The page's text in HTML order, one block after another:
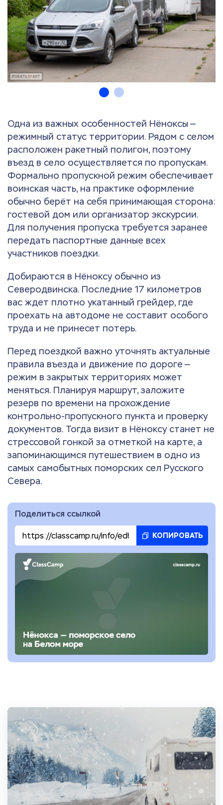
Одна из важных особенностей Нёноксы —
режимный статус территории. Рядом с селом
расположен ракетный полигон, поэтому
въезд в село осуществляется по пропускам.
Формально пропускной режим обеспечивает
воинская часть, на практике оформление
обычно берёт на себя принимающая сторона:
гостевой дом или организатор экскурсии.
Для получения пропуска требуется заранее
передать паспортные данные всех
участников поездки.
Добираются в Нёноксу обычно из
Северодвинска. Последние 17 километров
вас ждет плотно укатанный грейдер, где
проехать на автодоме не составит особого
труда и не принесет потерь.
Перед поездкой важно уточнять актуальные
правила въезда и движение по дороге —
режим в закрытых территориях может
меняться. Планируя маршрут, заложите
резерв по времени на прохождение
контрольно-пропускного пункта и проверку
документов. Тогда визит в Нёноксу станет не
стрессовой гонкой за отметкой на карте, а
запоминающимся путешествием в одно из
самых самобытных поморских сел Русского
Севера.
Поделиться ссылкой
КОПИРОВАТЬ